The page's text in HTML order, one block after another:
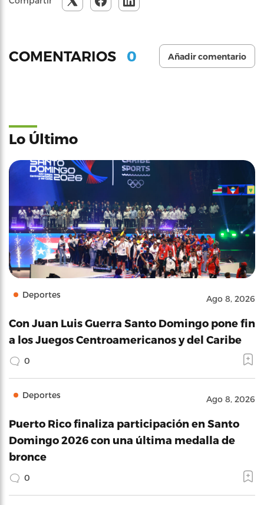
COMENTARIOS 0 Añadir comentario
Lo Último
Deportes Ago 8, 2026
Con Juan Luis Guerra Santo Domingo pone fin
a los Juegos Centroamericanos y del Caribe
0
Deportes Ago 8, 2026
Puerto Rico finaliza participación en Santo
Domingo 2026 con una última medalla de
bronce
0